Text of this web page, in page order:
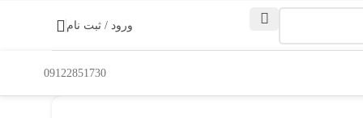
ورود / ثبت نام
09122851730